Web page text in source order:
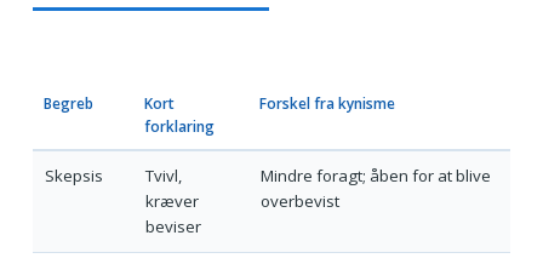
Begreb
Kort
forklaring
Forskel fra kynisme
Skepsis
Tvivl,
kræver
beviser
Mindre foragt; åben for at blive
overbevist